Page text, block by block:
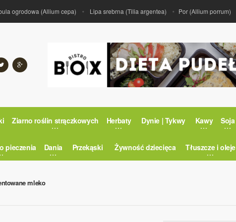
ogrodowa (Allium cepa) Lipa srebrna (Tilia argentea) Por (Allium porrum)
Ziarno roślin strączkowych Herbaty Dynie | Tykwy Kawy Soja
pieczenia Dania Przekąski Żywność dziecięca Tłuszcze i oleje
mleko